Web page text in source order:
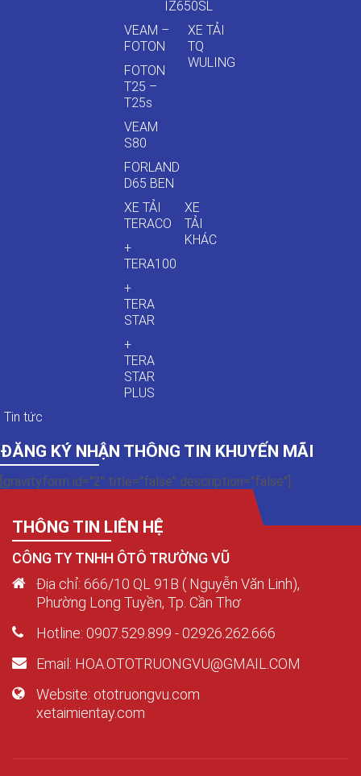
IZ650SL
VEAM –
FOTON
FOTON
T25 –
T25s
VEAM
S80
FORLAND
D65 BEN
XE TẢI
TQ
WULING
XE TẢI
TERACO
+
TERA100
+
TERA
STAR
+
TERA
STAR
PLUS
XE
TẢI
KHÁC
Tin tức
ĐĂNG KÝ NHẬN THÔNG TIN KHUYẾN MÃI
[gravityform id="2" title="false" description="false"]
THÔNG TIN LIÊN HỆ
CÔNG TY TNHH ÔTÔ TRƯỜNG VŨ
Địa chỉ: 666/10 QL 91B ( Nguyễn Văn Linh),
Phường Long Tuyền, Tp. Cần Thơ
Hotline: 0907.529.899 - 02926.262.666
Email: HOA.OTOTRUONGVU@GMAIL.COM
Website: ototruongvu.com
xetaimientay.com